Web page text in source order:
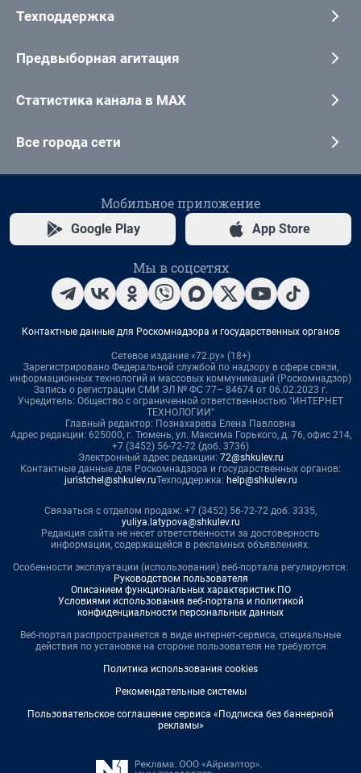
Техподдержка
Предвыборная агитация
Статистика канала в MAX
Все города сети
Мобильное приложение
Google Play App Store
Мы в соцсетях
Контактные данные для Роскомнадзора и государственных органов
Сетевое издание «72.ру» (18+)
Зарегистрировано Федеральной службой по надзору в сфере связи,
информационных технологий и массовых коммуникаций (Роскомнадзор)
Запись о регистрации СМИ ЭЛ № ФС 77– 84674 от 06.02.2023 г.
Учредитель: Общество с ограниченной ответственностью "ИНТЕРНЕТ
ТЕХНОЛОГИИ"
Главный редактор: Познахарева Елена Павловна
Адрес редакции: 625000, г. Тюмень, ул. Максима Горького, д. 76, офис 214,
+7 (3452) 56-72-72 (доб. 3736)
Электронный адрес редакции: 72@shkulev.ru
Контактные данные для Роскомнадзора и государственных органов:
juristchel@shkulev.ruТехподдержка: help@shkulev.ru
Связаться с отделом продаж: +7 (3452) 56-72-72 доб. 3335,
yuliya.latypova@shkulev.ru
Редакция сайта не несет ответственности за достоверность
информации, содержащейся в рекламных объявлениях.
Особенности эксплуатации (использования) веб-портала регулируются:
Руководством пользователя
Описанием функциональных характеристик ПО
Условиями использования веб-портала и политикой
конфиденциальности персональных данных
Веб-портал распространяется в виде интернет-сервиса, специальные
действия по установке на стороне пользователя не требуются
Политика использования cookies
Рекомендательные системы
Пользовательское соглашение сервиса «Подписка без баннерной
рекламы»